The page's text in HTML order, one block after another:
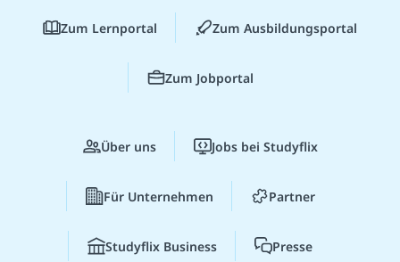
Zum Lernportal Zum Ausbildungsportal
Zum Jobportal
Über uns Jobs bei Studyflix
Für Unternehmen Partner
Studyflix Business Presse